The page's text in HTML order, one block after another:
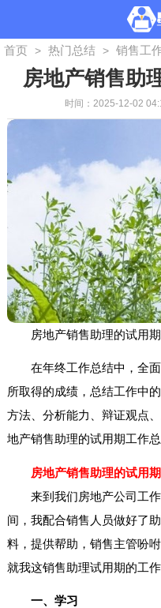
首页 > 热门总结 > 销售工
房地产销售助
时间：2025-12-02
房地产销售助理的试用
在年终工作总结中，全
所取得的成绩，总结工作中
方法、分析能力、辩证观点
地产销售助理的试用期工作
房地产销售助理的试用期
来到我们房地产公司工
间，我配合销售人员做好了
料，提供帮助，销售主管吩
就我这销售助理试用期的工
一、学习